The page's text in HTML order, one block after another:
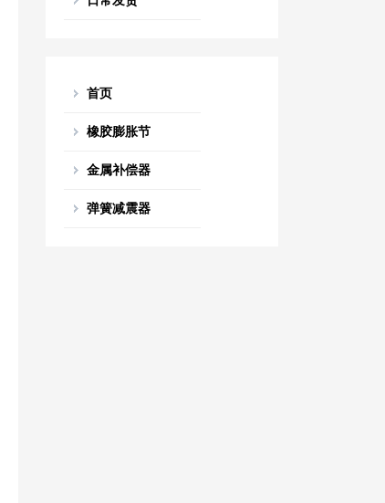
首页
橡胶膨胀节
金属补偿器
弹簧减震器